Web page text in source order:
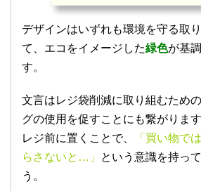
デザインはいずれも環境を守る取
て、エコをイメージした緑色が基
す。
文言はレジ袋削減に取り組むため
グの使用を促すことにも繋がります
レジ前に置くことで、
「買い物で
らさないと…」
という意識を持っ
う。